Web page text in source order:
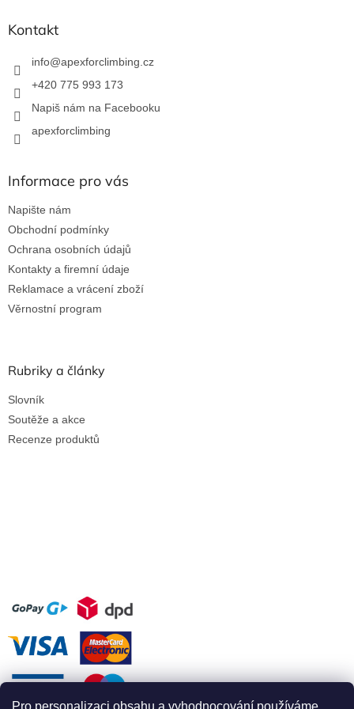
Pro personalizaci obsahu a vyhodnocování používáme
Kontakt
info@apexforclimbing.cz
+420 775 993 173
Napiš nám na Facebooku
apexforclimbing
Informace pro vás
Napište nám
Obchodní podmínky
Ochrana osobních údajů
Kontakty a firemní údaje
Reklamace a vrácení zboží
Věrnostní program
Rubriky a články
Slovník
Soutěže a akce
Recenze produktů